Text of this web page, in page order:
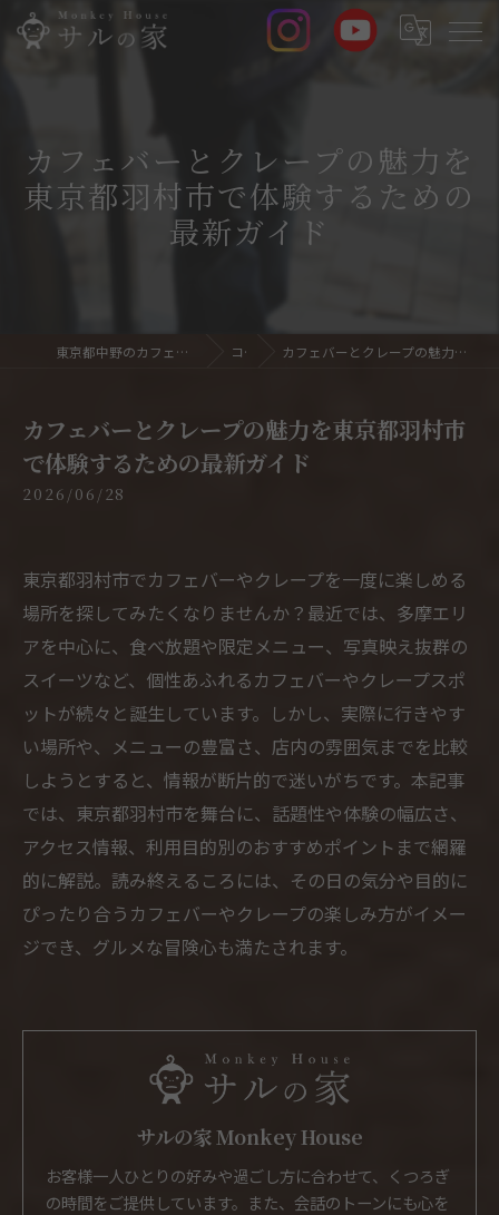
カフェバーとクレープの魅力を
東京都羽村市で体験するための
最新ガイド
東京都中野のカフェバーならサルの家 Monkey House コラム カフェバーとクレープの魅力を東京都羽村市で体験するための最新ガイド
カフェバーとクレープの魅力を東京都羽村市
で体験するための最新ガイド
2026/06/28
東京都羽村市でカフェバーやクレープを一度に楽しめる
場所を探してみたくなりませんか？最近では、多摩エリ
アを中心に、食べ放題や限定メニュー、写真映え抜群の
スイーツなど、個性あふれるカフェバーやクレープスポ
ットが続々と誕生しています。しかし、実際に行きやす
い場所や、メニューの豊富さ、店内の雰囲気までを比較
しようとすると、情報が断片的で迷いがちです。本記事
では、東京都羽村市を舞台に、話題性や体験の幅広さ、
アクセス情報、利用目的別のおすすめポイントまで網羅
的に解説。読み終えるころには、その日の気分や目的に
ぴったり合うカフェバーやクレープの楽しみ方がイメー
ジでき、グルメな冒険心も満たされます。
サルの家 Monkey House
お客様一人ひとりの好みや過ごし方に合わせて、くつろぎ
の時間をご提供しています。また、会話のトーンにも心を